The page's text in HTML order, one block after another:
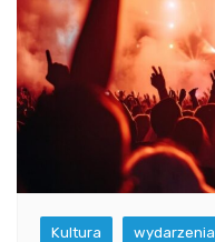
Kultura wydarzenia